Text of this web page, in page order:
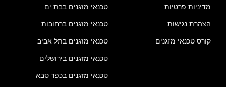
מדיניות פרטיות
הצהרת נגישות
קורס טכנאי מזגנים
טכנאי מזגנים בבת ים
טכנאי מזגנים ברחובות
טכנאי מזגנים בתל אביב
טכנאי מזגנים בירושלים
טכנאי מזגנים בכפר סבא